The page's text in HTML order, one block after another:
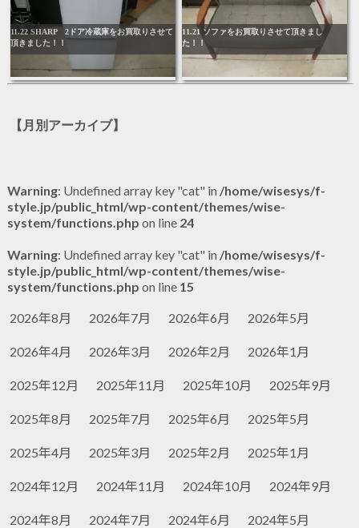
11.22 SHARP 2ドア冷蔵庫をお買取りさせて
頂きました！！
11.21 ソファをお買取りさせて頂きまし
た！！
【月別アーカイブ】
Warning: Undefined array key "cat" in /home/wisesys/f-
style.jp/public_html/wp-content/themes/wise-
system/functions.php on line 24
Warning: Undefined array key "cat" in /home/wisesys/f-
style.jp/public_html/wp-content/themes/wise-
system/functions.php on line 15
2026年8月 2026年7月 2026年6月 2026年5月
2026年4月 2026年3月 2026年2月 2026年1月
2025年12月 2025年11月 2025年10月 2025年9月
2025年8月 2025年7月 2025年6月 2025年5月
2025年4月 2025年3月 2025年2月 2025年1月
2024年12月 2024年11月 2024年10月 2024年9月
2024年8月 2024年7月 2024年6月 2024年5月